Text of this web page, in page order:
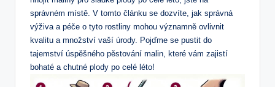
správném místě. V tomto článku se dozvíte, jak správná
výživa a péče o tyto rostliny mohou významně ovlivnit
kvalitu a množství vaší úrody. Pojďme se pustit do
tajemství úspěšného pěstování malin, které vám zajistí
bohaté a chutné plody po celé léto!